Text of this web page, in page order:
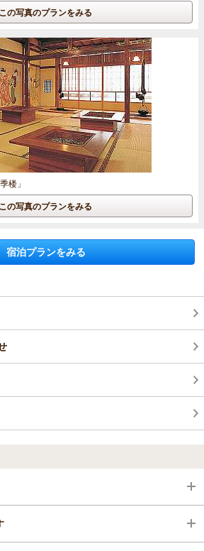
この写真のプランをみる
楼」
この写真のプランをみる
宿泊プランをみる